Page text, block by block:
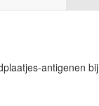
antigenen